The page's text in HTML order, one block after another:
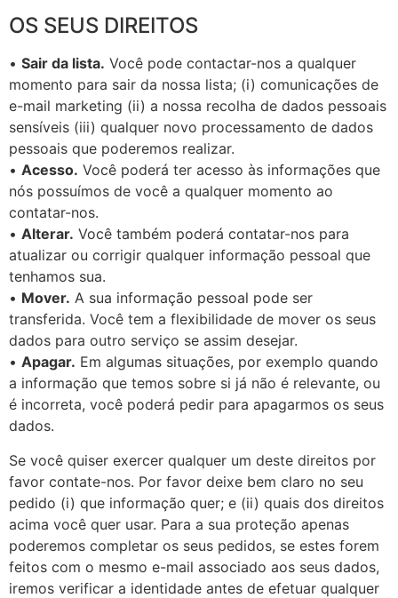
OS SEUS DIREITOS
• Sair da lista. Você pode contactar-nos a qualquer
momento para sair da nossa lista; (i) comunicações de
e-mail marketing (ii) a nossa recolha de dados pessoais
sensíveis (iii) qualquer novo processamento de dados
pessoais que poderemos realizar.
• Acesso. Você poderá ter acesso às informações que
nós possuímos de você a qualquer momento ao
contatar-nos.
• Alterar. Você também poderá contatar-nos para
atualizar ou corrigir qualquer informação pessoal que
tenhamos sua.
• Mover. A sua informação pessoal pode ser
transferida. Você tem a flexibilidade de mover os seus
dados para outro serviço se assim desejar.
• Apagar. Em algumas situações, por exemplo quando
a informação que temos sobre si já não é relevante, ou
é incorreta, você poderá pedir para apagarmos os seus
dados.
Se você quiser exercer qualquer um deste direitos por
favor contate-nos. Por favor deixe bem claro no seu
pedido (i) que informação quer; e (ii) quais dos direitos
acima você quer usar. Para a sua proteção apenas
poderemos completar os seus pedidos, se estes forem
feitos com o mesmo e-mail associado aos seus dados,
iremos verificar a identidade antes de efetuar qualquer